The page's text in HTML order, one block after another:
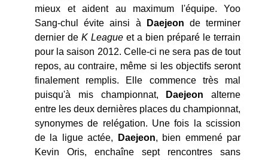
mieux et aident au maximum l'équipe. Yoo
Sang-chul évite ainsi à
Daejeon de terminer
dernier de K League et a bien préparé le terrain
pour la saison 2012. Celle-ci ne sera pas de tout
repos, au contraire, même si les objectifs seront
finalement remplis. Elle commence très mal
puisqu'à mis championnat,
Daejeon alterne
entre les deux dernières places du championnat,
synonymes de relégation. Une fois la scission
de la ligue actée,
Daejeon, bien emmené par
Kevin Oris, enchaîne sept rencontres sans